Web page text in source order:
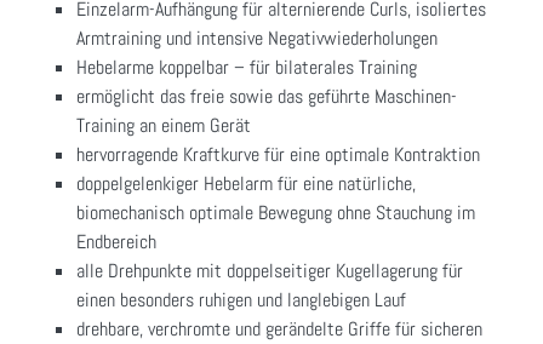
Einzelarm-Aufhängung für alternierende Curls, isoliertes
Armtraining und intensive Negativwiederholungen
Hebelarme koppelbar – für bilaterales Training
ermöglicht das freie sowie das geführte Maschinen-
Training an einem Gerät
hervorragende Kraftkurve für eine optimale Kontraktion
doppelgelenkiger Hebelarm für eine natürliche,
biomechanisch optimale Bewegung ohne Stauchung im
Endbereich
alle Drehpunkte mit doppelseitiger Kugellagerung für
einen besonders ruhigen und langlebigen Lauf
drehbare, verchromte und gerändelte Griffe für sicheren